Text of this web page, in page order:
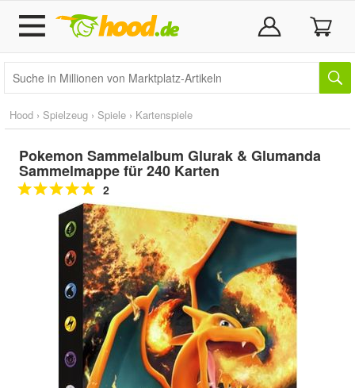
Hood › Spielzeug › Spiele › Kartenspiele
Pokemon Sammelalbum Glurak & Glumanda
Sammelmappe für 240 Karten
2